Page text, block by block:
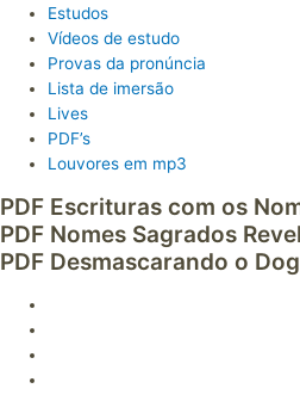
Estudos
Vídeos de estudo
Provas da pronúncia
Lista de imersão
Lives
PDF’s
Louvores em mp3
PDF Escrituras com os
PDF Nomes Sagrados
PDF Desmascarando o